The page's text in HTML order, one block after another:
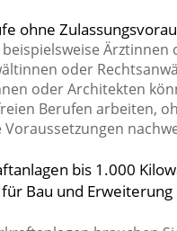
ohne
Ärztinnen
oder
oder Architekten
Berufen arbeiten,
bis 1.000
Bau und